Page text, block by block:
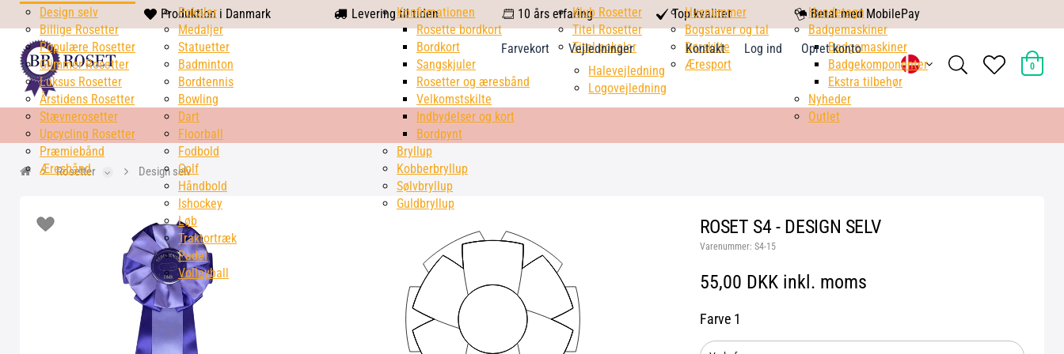
heart
solid
Produktion i Danmark Levering til tiden calendar
10 års erfaring
check
mark
Top kvalitet
mobile
pay
Betal med MobilePay
Farvekort
Vejledninger
Halevejledning
Logovejledning
Kontakt Log ind
Opret konto
search heart
light
0
Design selv
Billige Rosetter
Populære Rosetter
Glimmer Rosetter
Luksus Rosetter
Årstidens Rosetter
Stævnerosetter
Upcycling Rosetter
Præmiebånd
Æresbånd
Pokaler
Medaljer
Statuetter
Badminton
Bordtennis
Bowling
Dart
Floorball
Fodbold
Golf
Håndbold
Ishockey
Løb
Traktortræk
Padel
Volleyball
Konfirmationen
Rosette bordkort
Bordkort
Sangskjuler
Rosetter og æresbånd
Velkomstskilte
Indbydelser og kort
Bordpynt
Bryllup
Kobberbryllup
Sølvbryllup
Guldbryllup
Klub Rosetter
Titel Rosetter
Titel pokaler
Husnummer
Bogstaver og tal
Dørskilte
Æresport
Hundetegn
Badgemaskiner
Badgemaskiner
Badgekomponenter
Ekstra tilbehør
Nyheder
Outlet
Rosetter Design selv
ROSET S4 - DESIGN SELV
Varenummer: S4-15
55,00 DKK inkl. moms
Farve 1